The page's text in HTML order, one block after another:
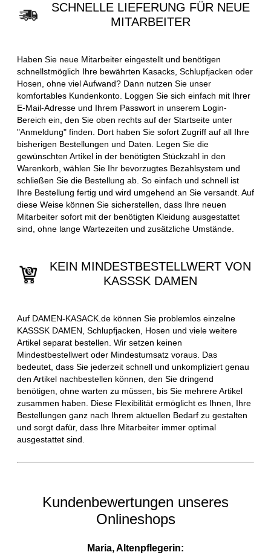
SCHNELLE LIEFERUNG FÜR NEUE
MITARBEITER
Haben Sie neue Mitarbeiter eingestellt und benötigen
schnellstmöglich Ihre bewährten Kasacks, Schlupfjacken oder
Hosen, ohne viel Aufwand? Dann nutzen Sie unser
komfortables Kundenkonto. Loggen Sie sich einfach mit Ihrer
E-Mail-Adresse und Ihrem Passwort in unserem Login-
Bereich ein, den Sie oben rechts auf der Startseite unter
"Anmeldung" finden. Dort haben Sie sofort Zugriff auf all Ihre
bisherigen Bestellungen und Daten. Legen Sie die
gewünschten Artikel in der benötigten Stückzahl in den
Warenkorb, wählen Sie Ihr bevorzugtes Bezahlsystem und
schließen Sie die Bestellung ab. So einfach und schnell ist
Ihre Bestellung fertig und wird umgehend an Sie versandt. Auf
diese Weise können Sie sicherstellen, dass Ihre neuen
Mitarbeiter sofort mit der benötigten Kleidung ausgestattet
sind, ohne lange Wartezeiten und zusätzliche Umstände.
KEIN MINDESTBESTELLWERT VON
KASSSK DAMEN
Auf DAMEN-KASACK.de können Sie problemlos einzelne
KASSSK DAMEN, Schlupfjacken, Hosen und viele weitere
Artikel separat bestellen. Wir setzen keinen
Mindestbestellwert oder Mindestumsatz voraus. Das
bedeutet, dass Sie jederzeit schnell und unkompliziert genau
den Artikel nachbestellen können, den Sie dringend
benötigen, ohne warten zu müssen, bis Sie mehrere Artikel
zusammen haben. Diese Flexibilität ermöglicht es Ihnen, Ihre
Bestellungen ganz nach Ihrem aktuellen Bedarf zu gestalten
und sorgt dafür, dass Ihre Mitarbeiter immer optimal
ausgestattet sind.
Kundenbewertungen unseres
Onlineshops
Maria, Altenpflegerin: